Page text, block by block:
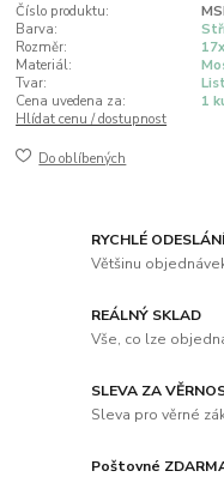
Číslo produktu:
Barva:
Rozměr:
Materiál:
Tvar:
List
Cena uvedena za:
1
Hlídat cenu / dostupnost
Do oblíbených
RYCHLÉ ODESLÁNÍ
Většinu
REÁLNÝ SKLAD
Vše, co lze
SLEVA ZA
Sleva pro věrné
Poštovné